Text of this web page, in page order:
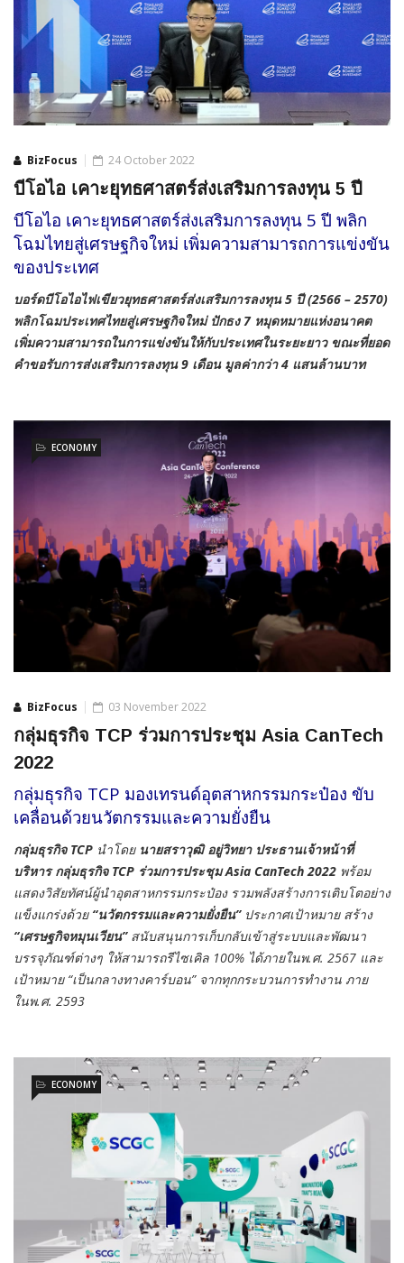
BizFocus 24 October 2022
บีโอไอ เคาะยุทธศาสตร์ส่งเสริมการลงทุน 5 ปี
บีโอไอ เคาะยุทธศาสตร์ส่งเสริมการลงทุน 5 ปี พลิก
โฉมไทยสู่เศรษฐกิจใหม่ เพิ่มความสามารถการแข่งขัน
ของประเทศ
บอร์ดบีโอไอไฟเขียวยุทธศาสตร์ส่งเสริมการลงทุน5 ปี (2566 – 2570)
พลิกโฉมประเทศไทยสู่เศรษฐกิจใหม่ ปักธง 7 หมุดหมายแห่งอนาคต
เพิ่มความสามารถในการแข่งขันให้กับประเทศในระยะยาว ขณะที่ยอด
คำขอรับการส่งเสริมการลงทุน 9 เดือน มูลค่ากว่า 4 แสนล้านบาท
BizFocus
ECONOMY
03 November 2022
กลุ่มธุรกิจ TCP ร่วมการประชุม Asia CanTech
2022
กลุ่มธุรกิจ TCP มองเทรนด์อุตสาหกรรมกระป๋อง ขับ
เคลื่อนด้วยนวัตกรรมและความยั่งยืน
กลุ่มธุรกิจ TCP นำโดย นายสราวุฒิ อยู่วิทยา ประธานเจ้าหน้าที่
บริหาร กลุ่มธุรกิจ TCP ร่วมการประชุม Asia CanTech 2022 พร้อม
แสดงวิสัยทัศน์ผู้นำอุตสาหกรรมกระป๋อง รวมพลังสร้างการเติบโตอย่าง
แข็งแกร่งด้วย “นวัตกรรมและความยั่งยืน”ประกาศเป้าหมาย สร้าง
“เศรษฐกิจหมุนเวียน”สนับสนุนการเก็บกลับเข้าสู่ระบบและพัฒนา
บรรจุภัณฑ์ต่างๆ ให้สามารถรีไซเคิล 100% ได้ภายในพ.ศ. 2567 และ
เป้าหมาย “เป็นกลางทางคาร์บอน” จากทุกกระบวนการทำงาน ภาย
ในพ.ศ. 2593
ECONOMY